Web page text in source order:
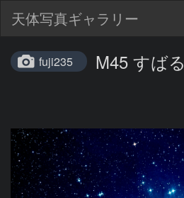
天体写真ギャラリー
fuji235 M45 すばる